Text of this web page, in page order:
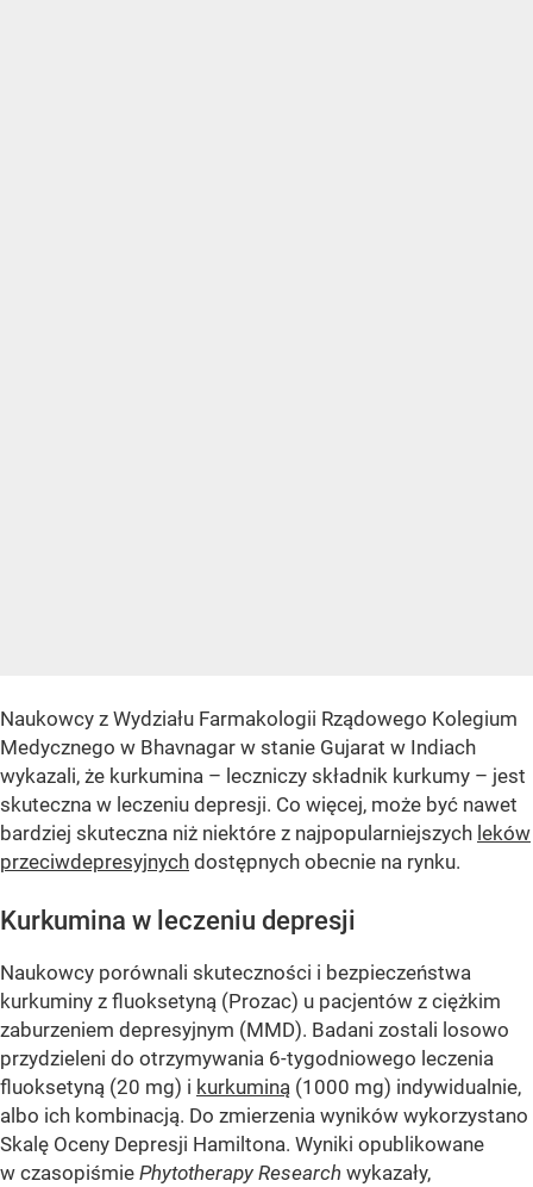
Naukowcy z Wydziału Farmakologii Rządowego Kolegium
Medycznego w Bhavnagar w stanie Gujarat w Indiach
wykazali, że kurkumina – leczniczy składnik kurkumy – jest
skuteczna w leczeniu depresji. Co więcej, może być nawet
bardziej skuteczna niż niektóre z najpopularniejszych leków
przeciwdepresyjnych dostępnych obecnie na rynku.
Kurkumina w leczeniu depresji
Naukowcy porównali skuteczności i bezpieczeństwa
kurkuminy z fluoksetyną (Prozac) u pacjentów z ciężkim
zaburzeniem depresyjnym (MMD). Badani zostali losowo
przydzieleni do otrzymywania 6-tygodniowego leczenia
fluoksetyną (20 mg) i kurkuminą (1000 mg) indywidualnie,
albo ich kombinacją. Do zmierzenia wyników wykorzystano
Skalę Oceny Depresji Hamiltona. Wyniki opublikowane
w czasopiśmie Phytotherapy Research wykazały,